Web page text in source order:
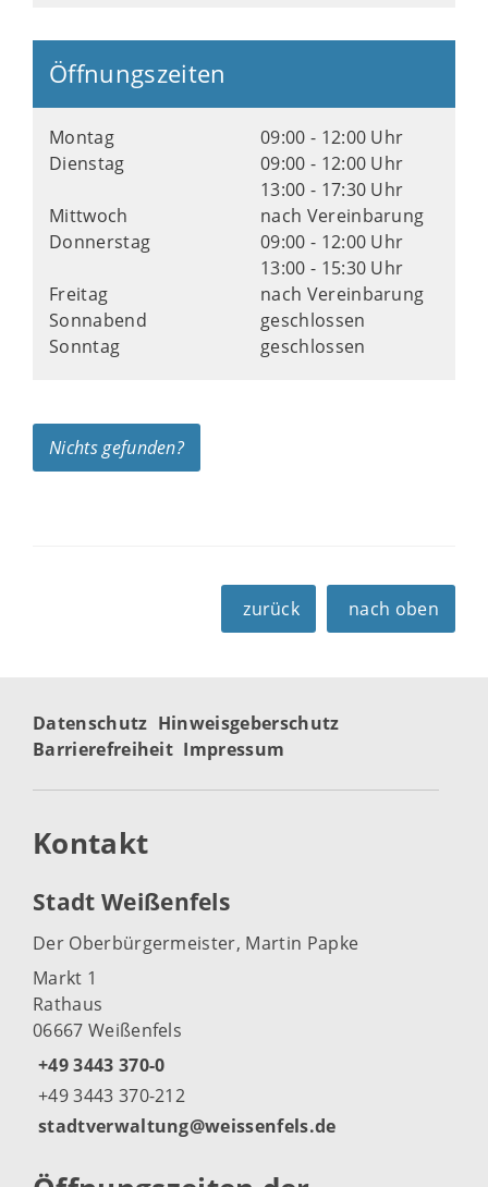
Öffnungszeiten
Montag
09:00 - 12:00 Uhr
Dienstag
09:00 - 12:00 Uhr
13:00 - 17:30 Uhr
Mittwoch
nach Vereinbarung
Donnerstag
09:00 - 12:00 Uhr
13:00 - 15:30 Uhr
Freitag
nach Vereinbarung
Sonnabend
geschlossen
Sonntag
geschlossen
Nichts gefunden?
zurück nach oben
Datenschutz Hinweisgeberschutz
Barrierefreiheit Impressum
Kontakt
Stadt Weißenfels
Der Oberbürgermeister, Martin Papke
Markt 1
Rathaus
06667 Weißenfels
+49 3443 370-0
+49 3443 370-212
stadtverwaltung@weissenfels.de